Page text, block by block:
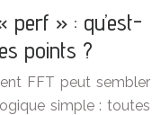
perf » : qu’est-
points ?
FFT peut sembler
simple : toutes